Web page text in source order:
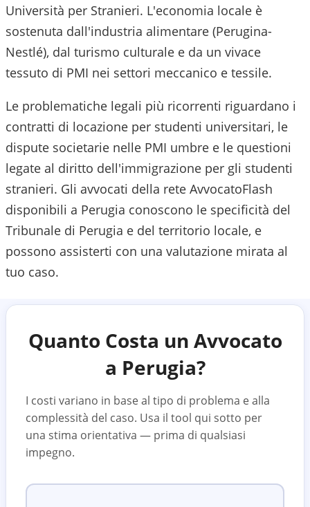
Università per Stranieri. L'economia locale è
sostenuta dall'industria alimentare (Perugina-
Nestlé), dal turismo culturale e da un vivace
tessuto di PMI nei settori meccanico e tessile.
Le problematiche legali più ricorrenti riguardano i
contratti di locazione per studenti universitari, le
dispute societarie nelle PMI umbre e le questioni
legate al diritto dell'immigrazione per gli studenti
stranieri. Gli avvocati della rete AvvocatoFlash
disponibili a Perugia conoscono le specificità del
Tribunale di Perugia e del territorio locale, e
possono assisterti con una valutazione mirata al
tuo caso.
Quanto Costa un Avvocato
a Perugia?
I costi variano in base al tipo di problema e alla
complessità del caso. Usa il tool qui sotto per
una stima orientativa — prima di qualsiasi
impegno.